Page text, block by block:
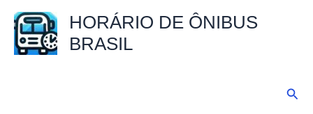
para
HORÁRIO DE ÔNIBUS
BRASIL